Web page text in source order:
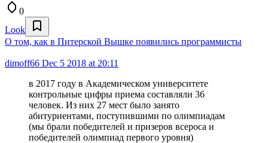
0
Look
О том, как в Питерской Вышке появились программисты
dimoff66 Dec 5 2018 at 20:11
в 2017 году в Академическом университете
контрольные цифры приема составляли 36
человек. Из них 27 мест было занято
абитуриентами, поступившими по олимпиадам
(мы брали победителей и призеров всероса и
победителей олимпиад первого уровня)